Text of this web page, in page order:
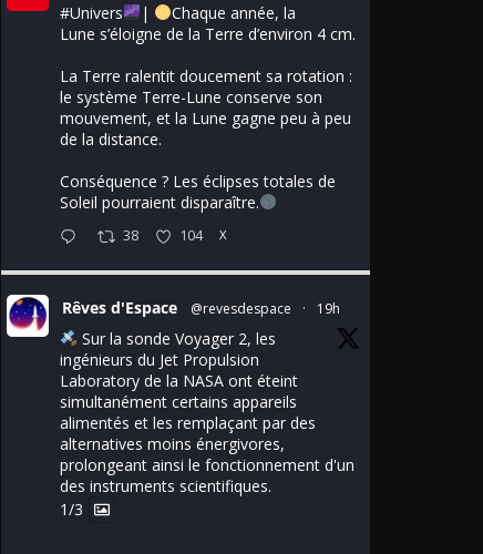
#Univers |
Chaque année, la
Lune s’éloigne de la Terre d’environ 4 cm.
La Terre ralentit doucement sa rotation :
le système Terre-Lune conserve son
mouvement, et la Lune gagne peu à peu
de la distance.
Conséquence ? Les éclipses totales de
Soleil pourraient disparaître.
38 104 X
Rêves d'Espace @revesdespace · 19h
Sur la sonde Voyager 2, les
ingénieurs du Jet Propulsion
Laboratory de la NASA ont éteint
simultanément certains appareils
alimentés et les remplaçant par des
alternatives moins énergivores,
prolongeant ainsi le fonctionnement d'un
des instruments scientifiques.
1/3